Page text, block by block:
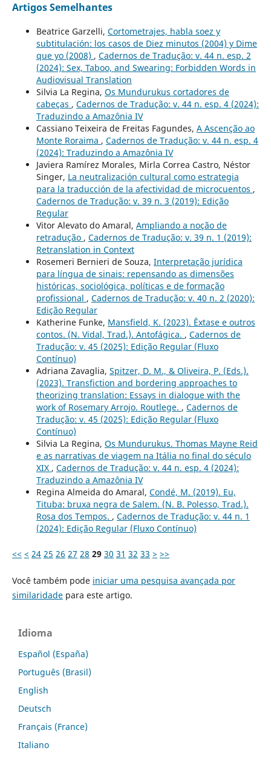
Artigos Semelhantes
Beatrice Garzelli, Cortometrajes, habla soez y
subtitulación: los casos de Diez minutos (2004) y Dime
que yo (2008) , Cadernos de Tradução: v. 44 n. esp. 2
(2024): Sex, Taboo, and Swearing: Forbidden Words in
Audiovisual Translation
Silvia La Regina, Os Mundurukus cortadores de
cabeças , Cadernos de Tradução: v. 44 n. esp. 4 (2024):
Traduzindo a Amazônia IV
Cassiano Teixeira de Freitas Fagundes, A Ascenção ao
Monte Roraima , Cadernos de Tradução: v. 44 n. esp. 4
(2024): Traduzindo a Amazônia IV
Javiera Ramírez Morales, Mirla Correa Castro, Néstor
Singer, La neutralización cultural como estrategia
para la traducción de la afectividad de microcuentos ,
Cadernos de Tradução: v. 39 n. 3 (2019): Edição
Regular
Vitor Alevato do Amaral, Ampliando a noção de
retradução , Cadernos de Tradução: v. 39 n. 1 (2019):
Retranslation in Context
Rosemeri Bernieri de Souza, Interpretação jurídica
para língua de sinais: repensando as dimensões
históricas, sociológica, políticas e de formação
profissional , Cadernos de Tradução: v. 40 n. 2 (2020):
Edição Regular
Katherine Funke, Mansfield, K. (2023). Êxtase e outros
contos. (N. Vidal, Trad.). Antofágica. , Cadernos de
Tradução: v. 45 (2025): Edição Regular (Fluxo
Contínuo)
Adriana Zavaglia, Spitzer, D. M., & Oliveira, P. (Eds.).
(2023). Transfiction and bordering approaches to
theorizing translation: Essays in dialogue with the
work of Rosemary Arrojo. Routlege. , Cadernos de
Tradução: v. 45 (2025): Edição Regular (Fluxo
Contínuo)
Silvia La Regina, Os Mundurukus. Thomas Mayne Reid
e as narrativas de viagem na Itália no final do século
XIX , Cadernos de Tradução: v. 44 n. esp. 4 (2024):
Traduzindo a Amazônia IV
Regina Almeida do Amaral, Condé, M. (2019). Eu,
Tituba: bruxa negra de Salem. (N. B. Polesso, Trad.).
Rosa dos Tempos. , Cadernos de Tradução: v. 44 n. 1
(2024): Edição Regular (Fluxo Contínuo)
<< < 24 25 26 27 28 29 30 31 32 33 > >>
Você também pode iniciar uma pesquisa avançada por
similaridadepara este artigo.
Idioma
Español (España)
Português (Brasil)
English
Deutsch
Français (France)
Italiano